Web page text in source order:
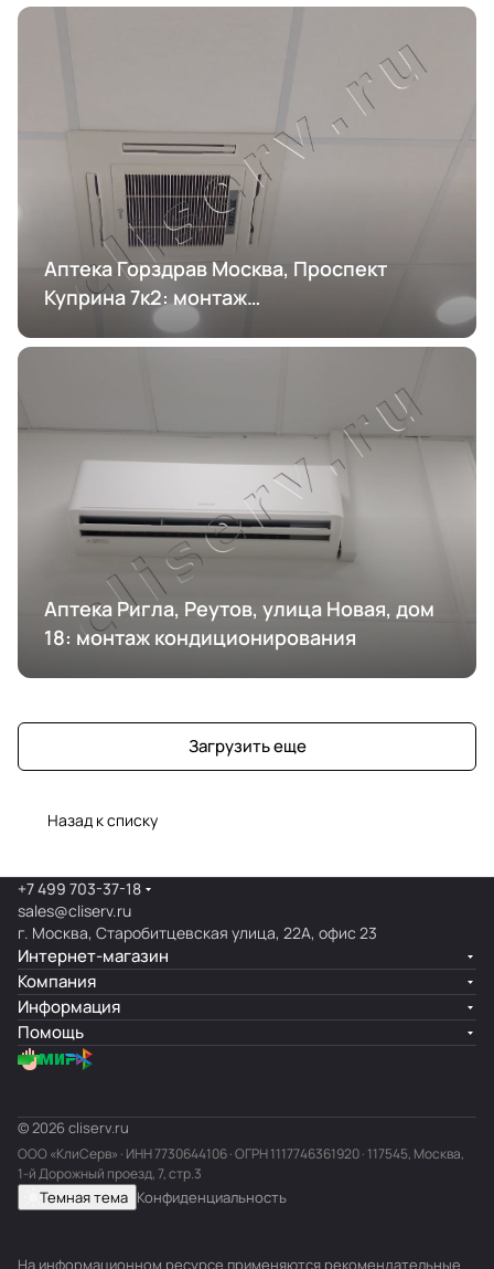
Аптека Горздрав Москва, Проспект
Куприна 7к2: монтаж
кондиционирования
Аптека Ригла, Реутов, улица Новая, дом
18: монтаж кондиционирования
Загрузить еще
Назад к списку
+7 499 703-37-18
sales@cliserv.ru
г. Москва, Старобитцевская улица, 22А, офис 23
Интернет-магазин
Компания
Информация
Помощь
© 2026 cliserv.ru
ООО «КлиСерв» · ИНН7730644106· ОГРН 1117746361920 · 117545, Москва,
1-й Дорожный проезд, 7, стр.3
Темная тема Конфиденциальность
На информационном ресурсе применяются рекомендательные